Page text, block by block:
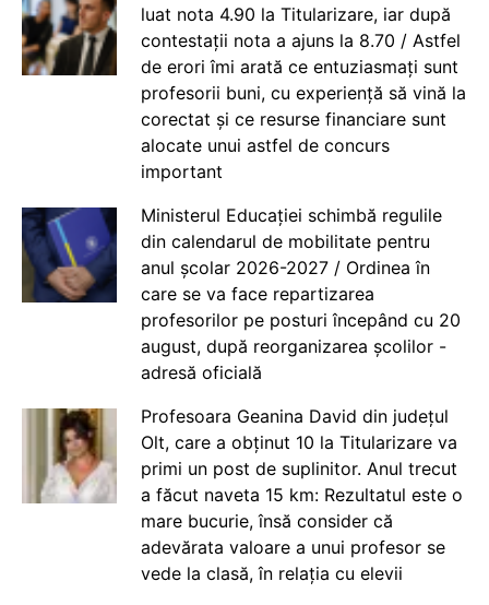
luat nota 4.90 la Titularizare, iar după
contestații nota a ajuns la 8.70 / Astfel
de erori îmi arată ce entuziasmați sunt
profesorii buni, cu experiență să vină la
corectat și ce resurse financiare sunt
alocate unui astfel de concurs
important
Ministerul Educației schimbă regulile
din calendarul de mobilitate pentru
anul școlar 2026-2027 / Ordinea în
care se va face repartizarea
profesorilor pe posturi începând cu 20
august, după reorganizarea școlilor -
adresă oficială
Profesoara Geanina David din județul
Olt, care a obținut 10 la Titularizare va
primi un post de suplinitor. Anul trecut
a făcut naveta 15 km: Rezultatul este o
mare bucurie, însă consider că
adevărata valoare a unui profesor se
vede la clasă, în relația cu elevii